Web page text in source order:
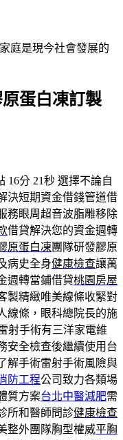
庭是現今社會發展的
蛋白凍訂製
16分 21秒 選擇不論自
決短期資金借錢管道借
務眼周超音波脂雕移除
借貸解決您的資金週轉
原蛋白凍團隊研發膠原
病史全身健康檢查讓萬
週轉當鋪借貸桃園房屋
製精緻唯美線條收緊對
線條，眼科總院長的施
射手術有三洋家電維
安全檢查後繼續使用台
解手術雷射手術風險與
防工程公司致力各類場
質方案台北中醫減肥需
所和醫師問診健康檢查
整外團隊胸型權威平胸